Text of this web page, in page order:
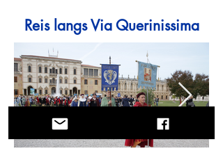
Reis langs Via Querinissima